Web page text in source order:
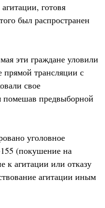
готовя
был распространен
эти граждане уловили
прямой трансляции с
свое
предвыборной
уголовное
155 (покушение на
к агитации или отказу
агитации иным